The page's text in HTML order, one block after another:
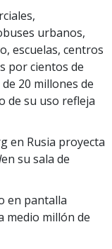
urbanos,
escuelas, centros
por cientos de
20 millones de
de su uso refleja
en Rusia proyecta
en su sala de
en pantalla
medio millón de